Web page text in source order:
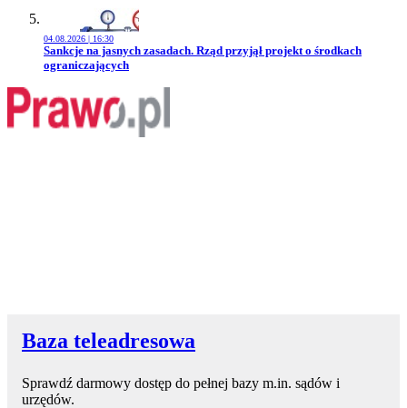
04.08.2026 | 16:30
Przejdź do artykułu:
Sankcje na jasnych zasadach. Rząd przyjął projekt o środkach
ograniczających
Baza teleadresowa
Sprawdź darmowy dostęp do pełnej bazy m.in. sądów i
urzędów.